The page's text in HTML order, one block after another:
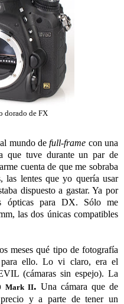
dorado de FX
mundo defull-frame con una
que tuve durante un par de
cuenta de que me sobraba
las lentes que yo quería usar
dispuesto a gastar. Ya por
ópticas para DX. Sólo me
las dos únicas compatibles
meses qué tipo de fotografía
ello. Lo vi claro, era el
(cámaras sin espejo). La
Mark II. Una cámara que de
y a parte de tener un